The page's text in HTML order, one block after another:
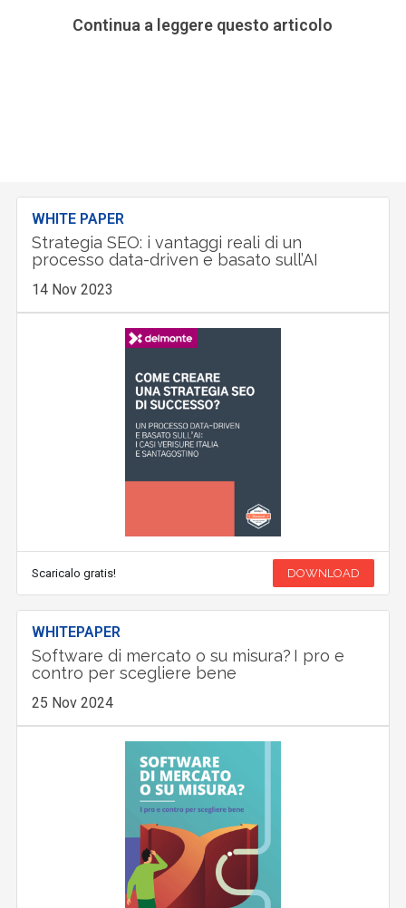
Continua a leggere questo articolo
WHITE PAPER
Strategia SEO: i vantaggi reali di un
processo data-driven e basato sull’AI
14 Nov 2023
Scaricalo gratis! DOWNLOAD
WHITEPAPER
Software di mercato o su misura? I pro e
contro per scegliere bene
25 Nov 2024